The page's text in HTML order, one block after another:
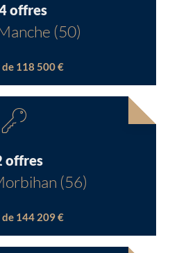
offres
(50)
118 500 €
offres
(56)
144 209 €